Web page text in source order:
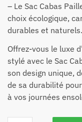
– Le Sac Cabas
choix écologique,
durables et naturels.
Offrez-vous le luxe
stylé avec le Sac
son design unique,
de sa durabilité
à vos journées